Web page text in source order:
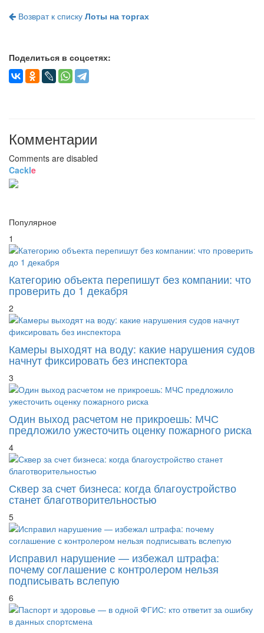
Возврат к списку Лоты на торгах
Поделиться в соцсетях:
Комментарии
Comments are disabled
Cackle
Популярное
1
Категорию объекта перепишут без компании: что
проверить до 1 декабря
2
Камеры выходят на воду: какие нарушения судов
начнут фиксировать без инспектора
3
Один выход расчетом не прикроешь: МЧС
предложило ужесточить оценку пожарного риска
4
Сквер за счет бизнеса: когда благоустройство
станет благотворительностью
5
Исправил нарушение — избежал штрафа:
почему соглашение с контролером нельзя
подписывать вслепую
6